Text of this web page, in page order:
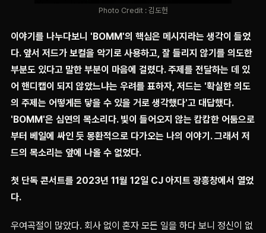
Photo Credit : 김도헌
이야기를 나누다보니 'BOMM'의 핵심은 메시지라는 생각이 들었
다. 앞서 저드가 보컬을 악기로 사용하고, 잘 들리지 않기를 의도한
부분도 있다고 말한 부분이 마음에 걸렸다. 주제를 전달하는 데 있
어 핸디캡이 되지 않았느냐는 우려를 표하자, 저드는 '확실한 의도
의 주제는 어떻게든 닿을 수 있을 거로 생각했다'고 대답했다.
'BOMM'은 심연의 목소리다. 빛이 들어오지 않는 캄캄한 어둠으로
부터 베일에 싸인 듯 몽환적으로 다가오는 나의 이야기. 그래서 저
드의 목소리는 앞에 나올 수 없었다.
첫 단독 콘서트를 2023년 11월 12일 CJ 아지트 광흥창에서 열었
다.
우여곡절이 많았다. 회사 없이 혼자 모든 일을 하다 보니 정신이 없